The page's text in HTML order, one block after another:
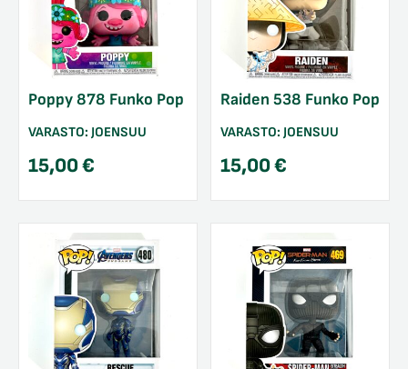
Poppy 878 Funko Pop
VARASTO: JOENSUU
15,00€
Raiden 538 Funko Pop
VARASTO: JOENSUU
15,00€